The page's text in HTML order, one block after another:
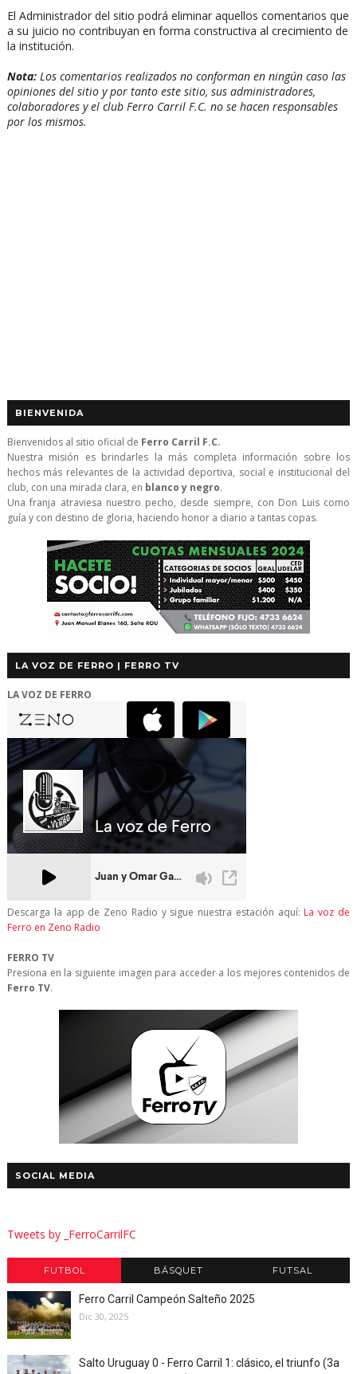
El Administrador del sitio podrá eliminar aquellos comentarios que
a su juicio no contribuyan en forma constructiva al crecimiento de
la institución.
Nota:Los comentarios realizados no conforman en ningún caso las
opiniones del sitio y por tanto este sitio, sus administradores,
colaboradores y el club Ferro Carril F.C. no se hacen responsables
por los mismos.
BIENVENIDA
Bienvenidos al sitio oficial de Ferro Carril F.C.
Nuestra misión es brindarles la más completa información sobre los
hechos más relevantes de la actividad deportiva, social e institucional del
club, con una mirada clara, en blanco y negro.
Una franja atraviesa nuestro pecho, desde siempre, con Don Luis como
guía y con destino de gloria, haciendo honor a diario a tantas copas.
LA VOZ DE FERRO | FERRO TV
LA VOZ DE FERRO
Descarga la app de Zeno Radio y sigue nuestra estación aquí: La voz de
Ferro en Zeno Radio
FERRO TV
Presiona en la siguiente imagen para acceder a los mejores contenidos de
Ferro TV.
SOCIAL MEDIA
Tweets by _FerroCarrilFC
FUTBOL BÁSQUET FUTSAL
Ferro Carril Campeón Salteño 2025
Dic 30, 2025
Salto Uruguay 0 - Ferro Carril 1: clásico, el triunfo (3a